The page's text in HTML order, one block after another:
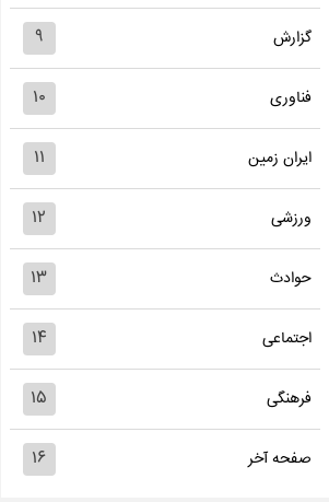
گزارش ۹
فناوری ۱۰
ایران زمین ۱۱
ورزشی ۱۲
حوادث ۱۳
اجتماعی ۱۴
فرهنگی ۱۵
صفحه آخر ۱۶